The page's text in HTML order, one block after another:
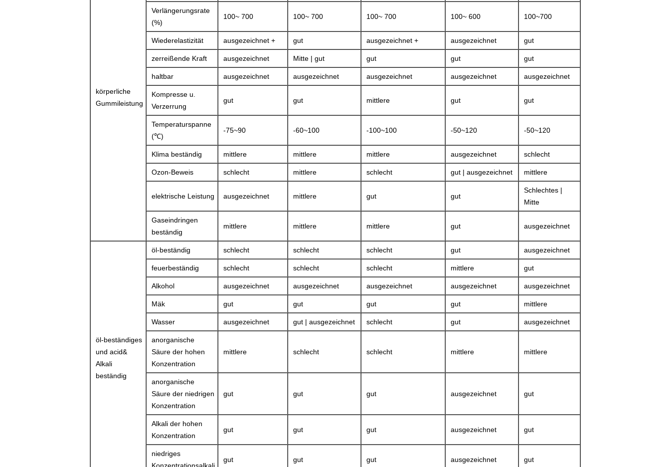
körperliche
Gummileistung
Verlängerungsrate
(%)
100~ 700 100~ 700 100~ 700 100~ 600 100~700
Wiederelastizität ausgezeichnet + gut ausgezeichnet + ausgezeichnet gut
zerreißende Kraft ausgezeichnet Mitte | gut gut gut gut
haltbar ausgezeichnet ausgezeichnet ausgezeichnet ausgezeichnet ausgezeichnet
Kompresse u.
Verzerrung
gut gut mittlere gut gut
Temperaturspanne
(℃)
-75~90 -60~100 -100~100 -50~120 -50~120
Klima beständig mittlere mittlere mittlere ausgezeichnet schlecht
Ozon-Beweis schlecht mittlere schlecht gut | ausgezeichnet mittlere
elektrische Leistung ausgezeichnet mittlere gut gut
Schlechtes |
Mitte
Gaseindringen
beständig
mittlere mittlere mittlere gut ausgezeichnet
öl-beständiges
und acid&
Alkali
beständig
öl-beständig schlecht schlecht schlecht gut ausgezeichnet
feuerbeständig schlecht schlecht schlecht mittlere gut
Alkohol ausgezeichnet ausgezeichnet ausgezeichnet ausgezeichnet ausgezeichnet
Mäk gut gut gut gut mittlere
Wasser ausgezeichnet gut | ausgezeichnet schlecht gut ausgezeichnet
anorganische
Säure der hohen
Konzentration
mittlere schlecht schlecht mittlere mittlere
anorganische
Säure der niedrigen
Konzentration
gut gut gut ausgezeichnet gut
Alkali der hohen
Konzentration
gut gut gut ausgezeichnet gut
niedriges
gut gut gut ausgezeichnet gut